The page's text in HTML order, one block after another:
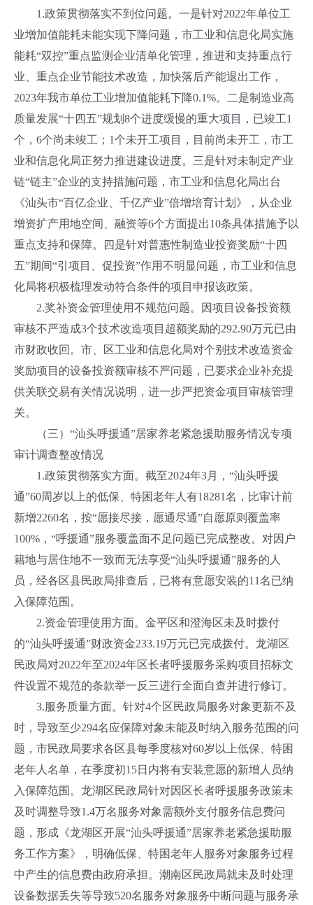
1.政策贯彻落实不到位问题。一是针对2022年单位工
业增加值能耗未能实现下降问题，市工业和信息化局实施
能耗“双控”重点监测企业清单化管理，推进和支持重点行
业、重点企业节能技术改造，加快落后产能退出工作，
2023年我市单位工业增加值能耗下降0.1%。二是制造业高
质量发展“十四五”规划8个进度缓慢的重大项目，已竣工1
个，6个尚未竣工；1个未开工项目，目前尚未开工，市工
业和信息化局正努力推进建设进度。三是针对未制定产业
链“链主”企业的支持措施问题，市工业和信息化局出台
《汕头市“百亿企业、千亿产业”倍增培育计划》，从企业
增资扩产用地空间、融资等6个方面提出10条具体措施予以
重点支持和保障。四是针对普惠性制造业投资奖励“十四
五”期间“引项目、促投资”作用不明显问题，市工业和信息
化局将积极梳理发动符合条件的项目申报该政策。
2.奖补资金管理使用不规范问题。因项目设备投资额
审核不严造成3个技术改造项目超额奖励的292.90万元已由
市财政收回。市、区工业和信息化局对个别技术改造资金
奖励项目的设备投资额审核不严问题，已要求企业补充提
供关联交易有关情况说明，进一步严把资金项目审核管理
关。
（三）“汕头呼援通”居家养老紧急援助服务情况专项
审计调查整改情况
1.政策贯彻落实方面。截至2024年3月，“汕头呼援
通”60周岁以上的低保、特困老年人有18281名，比审计前
新增2260名，按“愿接尽接，愿通尽通”自愿原则覆盖率
100%，“呼援通”服务覆盖面不足问题已完成整改。对因户
籍地与居住地不一致而无法享受“汕头呼援通”服务的人
员，经各区县民政局排查后，已将有意愿安装的11名已纳
入保障范围。
2.资金管理使用方面。金平区和澄海区未及时拨付
的“汕头呼援通”财政资金233.19万元已完成拨付。龙湖区
民政局对2022年至2024年区长者呼援服务采购项目招标文
件设置不规范的条款举一反三进行全面自查并进行修订。
3.服务质量方面。针对4个区民政局服务对象更新不及
时，导致至少294名应保障对象未能及时纳入服务范围的问
题，市民政局要求各区县每季度核对60岁以上低保、特困
老年人名单，在季度初15日内将有安装意愿的新增人员纳
入保障范围。龙湖区民政局针对因区长者呼援服务政策未
及时调整导致1.4万名服务对象需额外支付服务信息费问
题，形成《龙湖区开展“汕头呼援通”居家养老紧急援助服
务工作方案》，明确低保、特困老年人服务对象服务过程
中产生的信息费由政府承担。潮南区民政局就未及时处理
设备数据丢失等导致520名服务对象服务中断问题与服务承